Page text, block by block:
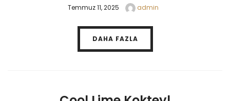
Temmuz 11, 2025 admin
DAHA FAZLA